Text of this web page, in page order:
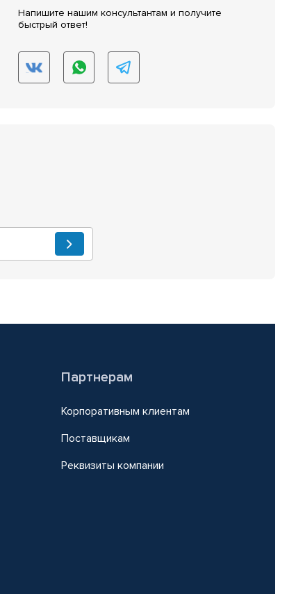
Напишите нашим консультантам и получите
быстрый ответ!
Партнерам
Корпоративным клиентам
Поставщикам
Реквизиты компании